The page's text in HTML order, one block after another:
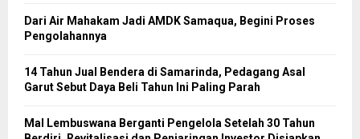
Dari Air Mahakam Jadi AMDK Samaqua, Begini Proses
Pengolahannya
14 Tahun Jual Bendera di Samarinda, Pedagang Asal
Garut Sebut Daya Beli Tahun Ini Paling Parah
Mal Lembuswana Berganti Pengelola Setelah 30 Tahun